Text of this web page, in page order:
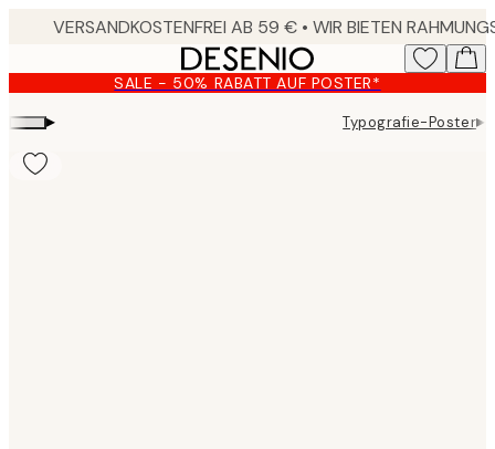
content.
SALE - 50% RABATT AUF POSTER*
▸ Typografie-Poster▸